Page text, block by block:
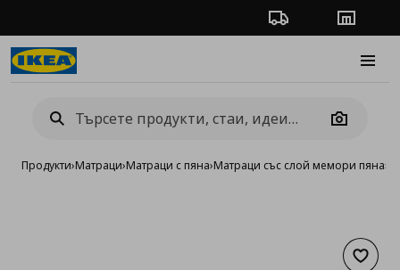
Проследяване на
Camera
Продукти›Матраци›Матраци с пяна›Матраци със слой мемори пяна›